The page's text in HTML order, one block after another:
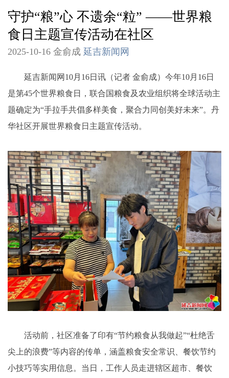
守护“粮”心 不遗余“粒” ——世界粮
食日主题宣传活动在社区
2025-10-16 金俞成 延吉新闻网
延吉新闻网10月16日讯（记者 金俞成）今年10月16日
是第45个世界粮食日，联合国粮食及农业组织将全球活动主
题确定为“手拉手共倡多样美食，聚合力同创美好未来”。丹
华社区开展世界粮食日主题宣传活动。
活动前，社区准备了印有“节约粮食从我做起”“杜绝舌
尖上的浪费”等内容的传单，涵盖粮食安全常识、餐饮节约
小技巧等实用信息。当日，工作人员走进辖区超市、餐饮